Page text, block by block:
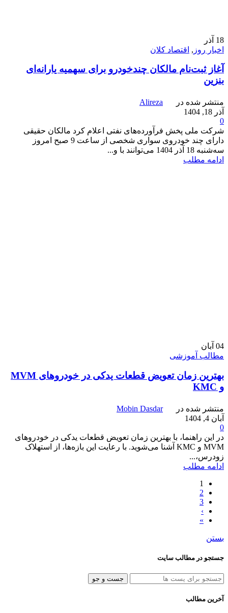
18 آذر
اخبار روز , اقتصاد کلان
آغاز ثبت‌نام مالکان چندخودرو برای سهمیه یارانه‌ای
بنزین
منتشر شده در
Alireza
آذر 18, 1404
0
شرکت ملی پخش فرآورده‌های نفتی اعلام کرد مالکان حقیقی
دارای چند خودروی سواری شخصی از ساعت 9 صبح امروز
سه‌شنبه 18 آذر 1404 می‌توانند با و...
ادامه مطلب
04 آبان
مطالب آموزشی
بهترین زمان تعویض قطعات یدکی در خودروهای MVM
و KMC
منتشر شده در
Mobin Dasdar
آبان 4, 1404
0
در این راهنما، با بهترین زمان تعویض قطعات یدکی در خودروهای
MVM و KMC آشنا می‌شوید. با رعایت این بازه‌ها، از استهلاک
زودرس،...
ادامه مطلب
1
2
3
›
»
بستن
جستجو در مطالب سایت
جست و جو
آخرین مطالب